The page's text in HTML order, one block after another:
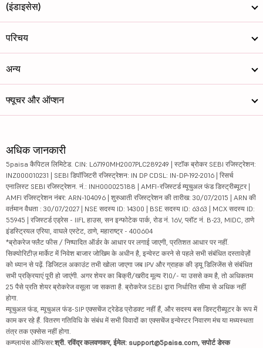
(इंडाइसेस)
परिचय
अन्य
फ्यूचर और ऑप्शन
अधिक जानकारी
5paisa कैपिटल लिमिटेड. CIN: L67190MH2007PLC289249 | स्टॉक ब्रोकर SEBI रजिस्ट्रेशन:
INZ000010231 | SEBI डिपॉजिटरी रजिस्ट्रेशन: IN DP CDSL: IN-DP-192-2016 | रिसर्च
एनालिस्ट SEBI रजिस्ट्रेशन. नं.: INH000025188 | AMFI-रजिस्टर्ड म्यूचुअल फंड डिस्ट्रीब्यूटर |
AMFI रजिस्ट्रेशन नंबर: ARN-104096 | शुरुआती रजिस्ट्रेशन की तारीख: 30/07/2015 | ARN की
वर्तमान वैधता : 30/07/2027 | NSE सदस्य ID: 14300 | BSE सदस्य ID: 6363 | MCX सदस्य ID:
55945 | रजिस्टर्ड एड्रेस - IIFL हाउस, सन इन्फोटेक पार्क, रोड नं. 16V, प्लॉट नं. B-23, MIDC, ठाणे
इंडस्ट्रियल एरिया, वाघले एस्टेट, ठाणे, महाराष्ट्र - 400604
*ब्रोकरेज फ्लैट फीस / निष्पादित ऑर्डर के आधार पर लगाई जाएगी, प्रतिशत आधार पर नहीं.
सिक्योरिटीज़ मार्केट में निवेश बाजार जोखिम के अधीन है, इन्वेस्ट करने से पहले सभी संबंधित दस्तावेज़ों
को ध्यान से पढ़ें. डिजिटल अकाउंट तभी खोला जाएगा जब IPV और ग्राहक की ड्यू डिलिजेंस से संबंधित
सभी प्रक्रियाएं पूरी हो जाएंगी. अगर शेयर का बिक्री/खरीद मूल्य ₹10/- या उससे कम है, तो अधिकतम
25 पैसे प्रति शेयर ब्रोकरेज वसूला जा सकता है. ब्रोकरेज SEBI द्वारा निर्धारित सीमा से अधिक नहीं
होगा.
म्यूचुअल फंड, म्यूचुअल फंड-SIP एक्सचेंज ट्रेडेड प्रोडक्ट नहीं हैं, और सदस्य बस डिस्ट्रीब्यूटर के रूप में
काम कर रहे हैं. वितरण गतिविधि के संबंध में सभी विवादों का एक्सचेंज इन्वेस्टर निवारण मंच या मध्यस्थता
तंत्र तक एक्सेस नहीं होगा.
कम्प्लायंस ऑफिसर:श्री. रविंद्र कलवणकर, ईमेल: support@5paisa.com, सपोर्ट डेस्क